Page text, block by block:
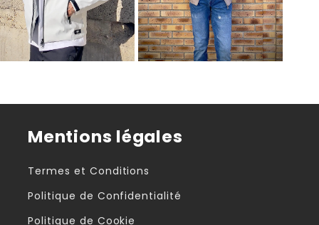
Mentions légales
Termes et Conditions
Politique de Confidentialité
Politique de Cookie